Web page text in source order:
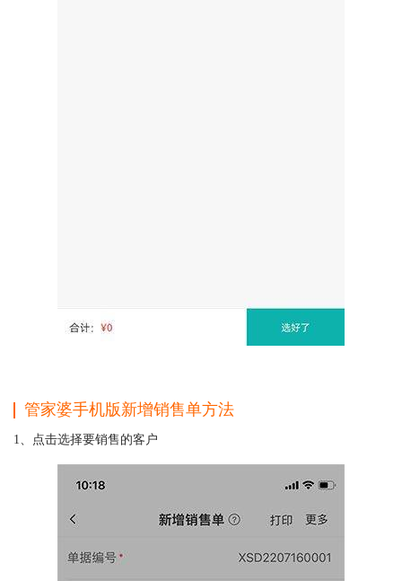
管家婆手机版新增销售单方法
1、点击选择要销售的客户